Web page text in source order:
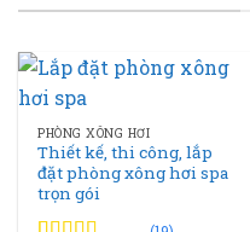
PHÒNG XÔNG HƠI
Thiết kế, thi công, lắp
đặt phòng xông hơi spa
trọn gói